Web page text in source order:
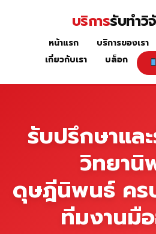
หน้าแรก
บริการรับทำวิ
หน้าแรก บริการของเรา
เกี่ยวกับเรา
บล็อก
รับปรึกษาแล
วิทยานิ
ดุษฎีนิพนธ์ คร
ทีมงานมื